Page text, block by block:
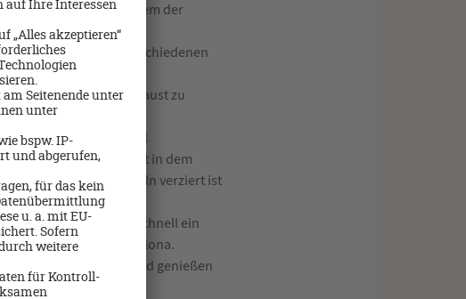
Abendessen in einem der
welchen der vielen verschiedenen
!
die Stadt auf eigene Faust zu
und wohl
auch einige Zeit in dem
der mit Keramikziegeln verziert ist
zum Bus muß.
die Voyager, noch schnell ein
letzten Ziel Barcelona.
all den Luxus an Bord genießen
Steward servieren.